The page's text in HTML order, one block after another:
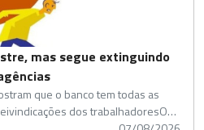
mas segue extinguindo
que o banco tem todas as
dos trabalhadoresO…